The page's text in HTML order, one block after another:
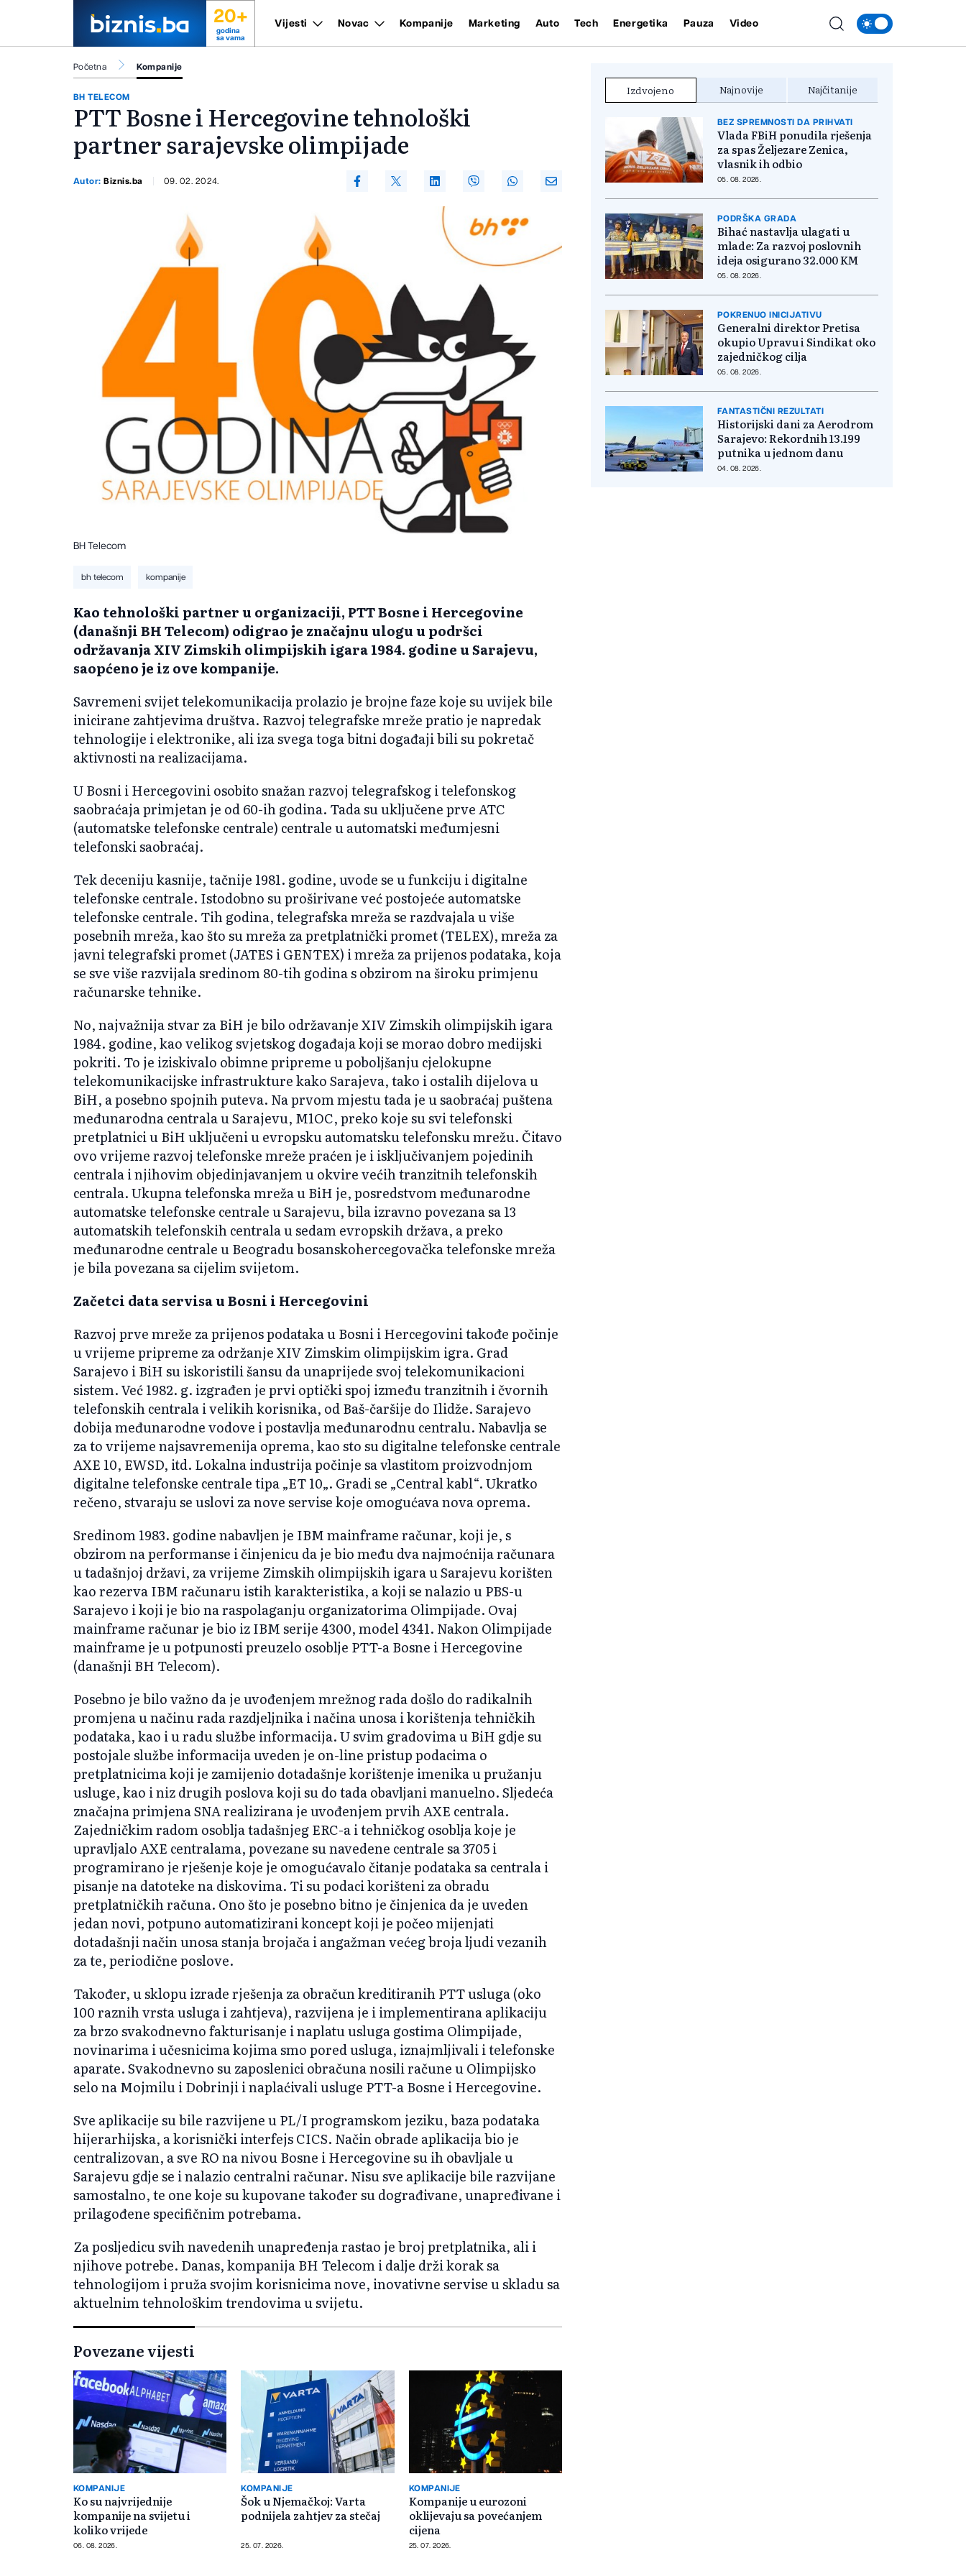
20+
godina
sa vama
Vijesti Novac Kompanije Marketing Auto Tech Energetika Pauza Video
Početna Kompanije
BH TELECOM
PTT Bosne i Hercegovine tehnološki
partner sarajevske olimpijade
Autor:Biznis.ba 09. 02. 2024.
BH Telecom
bh telecom kompanije
Kao tehnološki partner u organizaciji, PTT Bosne i Hercegovine
(današnji BH Telecom) odigrao je značajnu ulogu u podršci
održavanja XIV Zimskih olimpijskih igara 1984. godine u Sarajevu,
saopćeno je iz ove kompanije.
Savremeni svijet telekomunikacija prolazio je brojne faze koje su uvijek bile
inicirane zahtjevima društva. Razvoj telegrafske mreže pratio je napredak
tehnologije i elektronike, ali iza svega toga bitni događaji bili su pokretač
aktivnosti na realizacijama.
U Bosni i Hercegovini osobito snažan razvoj telegrafskog i telefonskog
saobraćaja primjetan je od 60-ih godina. Tada su uključene prve ATC
(automatske telefonske centrale) centrale u automatski međumjesni
telefonski saobraćaj.
Tek deceniju kasnije, tačnije 1981. godine, uvode se u funkciju i digitalne
telefonske centrale. Istodobno su proširivane već postojeće automatske
telefonske centrale. Tih godina, telegrafska mreža se razdvajala u više
posebnih mreža, kao što su mreža za pretplatnički promet (TELEX), mreža za
javni telegrafski promet (JATES i GENTEX) i mreža za prijenos podataka, koja
se sve više razvijala sredinom 80-tih godina s obzirom na široku primjenu
računarske tehnike.
No, najvažnija stvar za BiH je bilo održavanje XIV Zimskih olimpijskih igara
1984. godine, kao velikog svjetskog događaja koji se morao dobro medijski
pokriti. To je iziskivalo obimne pripreme u poboljšanju cjelokupne
telekomunikacijske infrastrukture kako Sarajeva, tako i ostalih dijelova u
BiH, a posebno spojnih puteva. Na prvom mjestu tada je u saobraćaj puštena
međunarodna centrala u Sarajevu, M1OC, preko koje su svi telefonski
pretplatnici u BiH uključeni u evropsku automatsku telefonsku mrežu. Čitavo
ovo vrijeme razvoj telefonske mreže praćen je i isključivanjem pojedinih
centrala i njihovim objedinjavanjem u okvire većih tranzitnih telefonskih
centrala. Ukupna telefonska mreža u BiH je, posredstvom međunarodne
automatske telefonske centrale u Sarajevu, bila izravno povezana sa 13
automatskih telefonskih centrala u sedam evropskih država, a preko
međunarodne centrale u Beogradu bosanskohercegovačka telefonske mreža
je bila povezana sa cijelim svijetom.
Začetci data servisa u Bosni i Hercegovini
Razvoj prve mreže za prijenos podataka u Bosni i Hercegovini takođe počinje
u vrijeme pripreme za održanje XIV Zimskim olimpijskim igra. Grad
Sarajevo i BiH su iskoristili šansu da unaprijede svoj telekomunikacioni
sistem. Već 1982. g. izgrađen je prvi optički spoj između tranzitnih i čvornih
telefonskih centrala i velikih korisnika, od Baš-čaršije do Ilidže. Sarajevo
dobija međunarodne vodove i postavlja međunarodnu centralu. Nabavlja se
za to vrijeme najsavremenija oprema, kao sto su digitalne telefonske centrale
AXE 10, EWSD, itd. Lokalna industrija počinje sa vlastitom proizvodnjom
digitalne telefonske centrale tipa „ET 10„. Gradi se „Central kabl“. Ukratko
rečeno, stvaraju se uslovi za nove servise koje omogućava nova oprema.
Sredinom 1983. godine nabavljen je IBM mainframe računar, koji je, s
obzirom na performanse i činjenicu da je bio među dva najmoćnija računara
u tadašnjoj državi, za vrijeme Zimskih olimpijskih igara u Sarajevu korišten
kao rezerva IBM računaru istih karakteristika, a koji se nalazio u PBS-u
Sarajevo i koji je bio na raspolaganju organizatorima Olimpijade. Ovaj
mainframe računar je bio iz IBM serije 4300, model 4341. Nakon Olimpijade
mainframe je u potpunosti preuzelo osoblje PTT-a Bosne i Hercegovine
(današnji BH Telecom).
Posebno je bilo važno da je uvođenjem mrežnog rada došlo do radikalnih
promjena u načinu rada razdjeljnika i načina unosa i korištenja tehničkih
podataka, kao i u radu službe informacija. U svim gradovima u BiH gdje su
postojale službe informacija uveden je on-line pristup podacima o
pretplatnicima koji je zamijenio dotadašnje korištenje imenika u pružanju
usluge, kao i niz drugih poslova koji su do tada obavljani manuelno. Sljedeća
značajna primjena SNA realizirana je uvođenjem prvih AXE centrala.
Zajedničkim radom osoblja tadašnjeg ERC-a i tehničkog osoblja koje je
upravljalo AXE centralama, povezane su navedene centrale sa 3705 i
programirano je rješenje koje je omogućavalo čitanje podataka sa centrala i
pisanje na datoteke na diskovima. Ti su podaci korišteni za obradu
pretplatničkih računa. Ono što je posebno bitno je činjenica da je uveden
jedan novi, potpuno automatizirani koncept koji je počeo mijenjati
dotadašnji način unosa stanja brojača i angažman većeg broja ljudi vezanih
za te, periodične poslove.
Također, u sklopu izrade rješenja za obračun kreditiranih PTT usluga (oko
100 raznih vrsta usluga i zahtjeva), razvijena je i implementirana aplikaciju
za brzo svakodnevno fakturisanje i naplatu usluga gostima Olimpijade,
novinarima i učesnicima kojima smo pored usluga, iznajmljivali i telefonske
aparate. Svakodnevno su zaposlenici obračuna nosili račune u Olimpijsko
selo na Mojmilu i Dobrinji i naplaćivali usluge PTT-a Bosne i Hercegovine.
Sve aplikacije su bile razvijene u PL/I programskom jeziku, baza podataka
hijerarhijska, a korisnički interfejs CICS. Način obrade aplikacija bio je
centralizovan, a sve RO na nivou Bosne i Hercegovine su ih obavljale u
Sarajevu gdje se i nalazio centralni računar. Nisu sve aplikacije bile razvijane
samostalno, te one koje su kupovane također su dograđivane, unapređivane i
prilagođene specifičnim potrebama.
Za posljedicu svih navedenih unapređenja rastao je broj pretplatnika, ali i
njihove potrebe. Danas, kompanija BH Telecom i dalje drži korak sa
tehnologijom i pruža svojim korisnicima nove, inovativne servise u skladu sa
aktuelnim tehnološkim trendovima u svijetu.
Povezane vijesti
KOMPANIJE
Ko su najvrijednije
kompanije na svijetu i
koliko vrijede
06. 08. 2026.
KOMPANIJE
Šok u Njemačkoj: Varta
podnijela zahtjev za stečaj
25. 07. 2026.
KOMPANIJE
Kompanije u eurozoni
oklijevaju sa povećanjem
cijena
25. 07. 2026.
Izdvojeno Najnovije Najčitanije
BEZ SPREMNOSTI DA PRIHVATI
Vlada FBiH ponudila rješenja
za spas Željezare Zenica,
vlasnik ih odbio
05. 08. 2026.
PODRŠKA GRADA
Bihać nastavlja ulagati u
mlade: Za razvoj poslovnih
ideja osigurano 32.000 KM
05. 08. 2026.
POKRENUO INICIJATIVU
Generalni direktor Pretisa
okupio Upravu i Sindikat oko
zajedničkog cilja
05. 08. 2026.
FANTASTIČNI REZULTATI
Historijski dani za Aerodrom
Sarajevo: Rekordnih 13.199
putnika u jednom danu
04. 08. 2026.